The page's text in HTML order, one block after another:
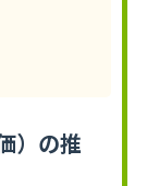
）の推